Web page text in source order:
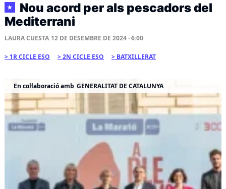
★
Nou acord per als pescadors del
Mediterrani
LAURA CUESTA 12 DE DESEMBRE DE 2024 · 6:00
1R CICLE ESO 2N CICLE ESO BATXILLERAT
En col·laboració amb GENERALITAT DE CATALUNYA